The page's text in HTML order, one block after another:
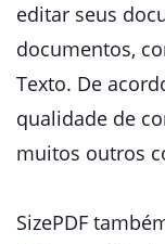
editar seus
documentos,
Texto. De
qualidade de
muitos outros
SizePDF